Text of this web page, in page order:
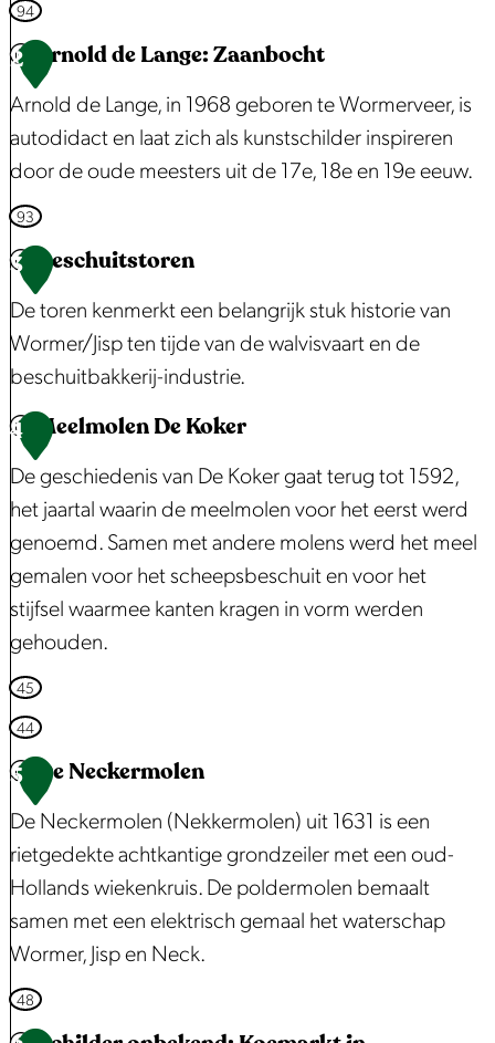
C
l
u
d
e
M
o
n
e
t
:
H
a
l
d
e
r
s
b
r
o
e
k
i
n
1
8
1
94
2 Arnold de Lange: Zaanbocht
Arnold de Lange, in 1968 geboren te Wormerveer, is
autodidact en laat zich als kunstschilder inspireren
door de oude meesters uit de 17e, 18e en 19e eeuw.
A
r
o
l
d
d
L
a
n
g
e
:
Z
a
n
b
o
c
h
t
93
3 Beschuitstoren
De toren kenmerkt een belangrijk stuk historie van
Wormer/Jisp ten tijde van de walvisvaart en de
beschuitbakkerij-industrie.
B
s
c
h
u
i
t
s
t
o
e
n
4 Meelmolen De Koker
De geschiedenis van De Koker gaat terug tot 1592,
het jaartal waarin de meelmolen voor het eerst werd
genoemd. Samen met andere molens werd het meel
gemalen voor het scheepsbeschuit en voor het
stijfsel waarmee kanten kragen in vorm werden
gehouden.
M
e
e
m
o
l
e
n
D
45
44
5 De Neckermolen
De Neckermolen (Nekkermolen) uit 1631 is een
rietgedekte achtkantige grondzeiler met een oud-
Hollands wiekenkruis. De poldermolen bemaalt
samen met een elektrisch gemaal het waterschap
Wormer, Jisp en Neck.
D
e
48